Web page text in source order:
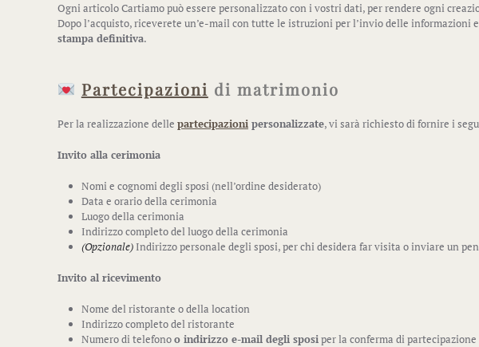
Ogni articolo Cartiamo può essere personalizzato con i vostri dati, per rendere ogni
Dopo l’acquisto, riceverete un’e-mail con tutte le istruzioni per l’invio delle informazioni
stampa definitiva.
Partecipazioni di matrimonio
Per la realizzazione delle partecipazioni personalizzate, vi sarà richiesto di fornire i
Invito alla cerimonia
Nomi e cognomi degli sposi (nell’ordine desiderato)
Data e orario della cerimonia
Luogo della cerimonia
Indirizzo completo del luogo della cerimonia
(Opzionale) Indirizzo personale degli sposi, per chi desidera far visita o inviare un
Invito al ricevimento
Nome del ristorante o della location
Indirizzo completo del ristorante
Numero di telefonoo indirizzo e-mail degli sposiper la conferma di partecipazione